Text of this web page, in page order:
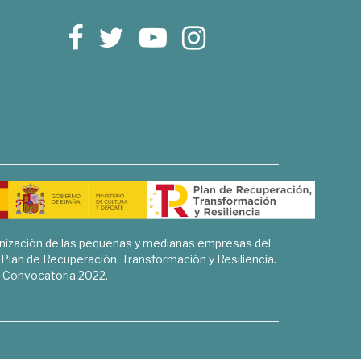
de las pequeñas y medianas empresas del
de Recuperación, Transformación y Resiliencia.
Convocatoria 2022.